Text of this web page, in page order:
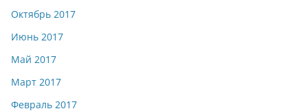
Октябрь 2017
Июнь 2017
Май 2017
Март 2017
Февраль 2017